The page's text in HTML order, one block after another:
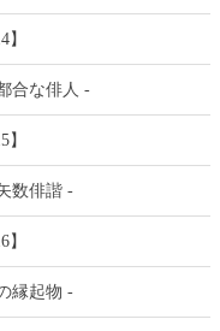
】
合な俳人 -
】
数俳諧 -
】
縁起物 -